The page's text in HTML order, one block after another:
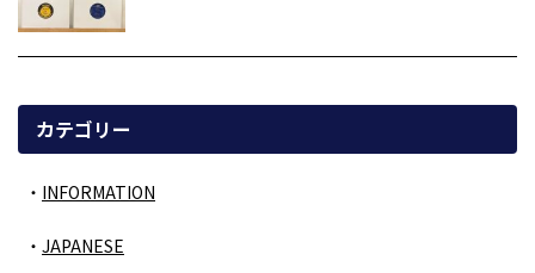
カテゴリー
INFORMATION
JAPANESE